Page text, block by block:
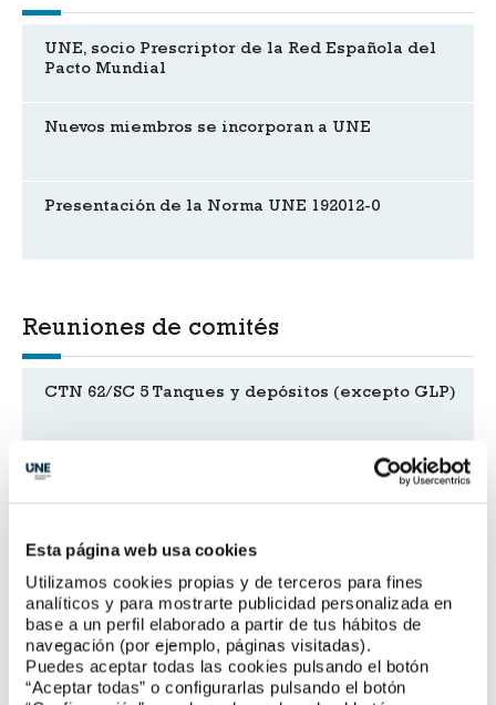
Esta página web usa cookies
Utilizamos cookies propias y de terceros para fines
analíticos y para mostrarte publicidad personalizada en
base a un perfil elaborado a partir de tus hábitos de
navegación (por ejemplo, páginas visitadas).
Puedes aceptar todas las cookies pulsando el botón
“Aceptar todas” o configurarlas pulsando el botón
UNE, socio Prescriptor de la Red Española del
Pacto Mundial
Nuevos miembros se incorporan a UNE
Presentación de la Norma UNE 192012-0
Reuniones de comités
CTN 62/SC 5 Tanques y depósitos (excepto GLP)
CTN 56/SC 5 Corcho
CTN 218 Sistemas de almacenamiento de energía
eléctrica
CTN 133/SC 1 Infraestructuras